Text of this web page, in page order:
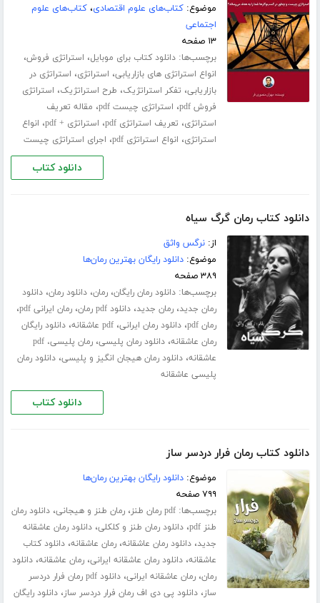
موضوع:کتاب‌های علوم اقتصادی،کتاب‌های علوم
اجتماعی
۱۳ صفحه
برچسب‌ها:دانلود کتاب برای موبایل، استراتژی فروش،
انواع استراتژی های بازاریابی، استراتژی، استراتژی در
بازاریابی، تفکر استراتژیک، طرح استراتژیک، استراتژی
فروش pdf
، استراتژی چیست pdf ، مقاله تعریف
استراتژی، تعریف استراتژی pdf ، استراتژی + pdf ، انواع
استراتژی، انواع استراتژی pdf ، اجرای استراتژی چیست
دانلود کتاب
دانلود کتاب رمان گرگ سیاه
از:نرگس واثق
موضوع:دانلود رایگان بهترین رمان‌ها
۳۸۹ صفحه
برچسب‌ها:دانلود رمان رایگان،رمان،دانلود رمان،دانلود
رمان جدید،رمان جدید،دانلود pdf رمان ،رمان ایرانی pdf ،
رمان pdf ،دانلود رمان ایرانی،pdf عاشقانه ،دانلود رایگان
رمان عاشقانه،دانلود رمان پلیسی،
رمان پلیسی، pdf
عاشقانه،دانلود رمان هیجان انگیز و پلیسی،دانلود رمان
پلیسی عاشقانه
دانلود کتاب
دانلود کتاب رمان فرار دردسر ساز
موضوع:دانلود رایگان بهترین رمان‌ها
۷۹۹ صفحه
برچسب‌ها:pdf رمان طنز ،رمان طنز و هیجانی،دانلود رمان
طنز pdf
،دانلود رمان طنز و کلکلی،دانلود رمان عاشقانه
جدید،دانلود رمان عاشقانه،رمان عاشقانه،دانلود کتاب
عاشقانه،دانلود رمان عاشقانه ایرانی،رمان عاشقانه،دانلود
رمان،رمان عاشقانه ایرانی،
دانلود pdf رمان فرار دردسر
ساز،دانلود پی دی اف رمان فرار دردسر ساز،دانلود رایگان